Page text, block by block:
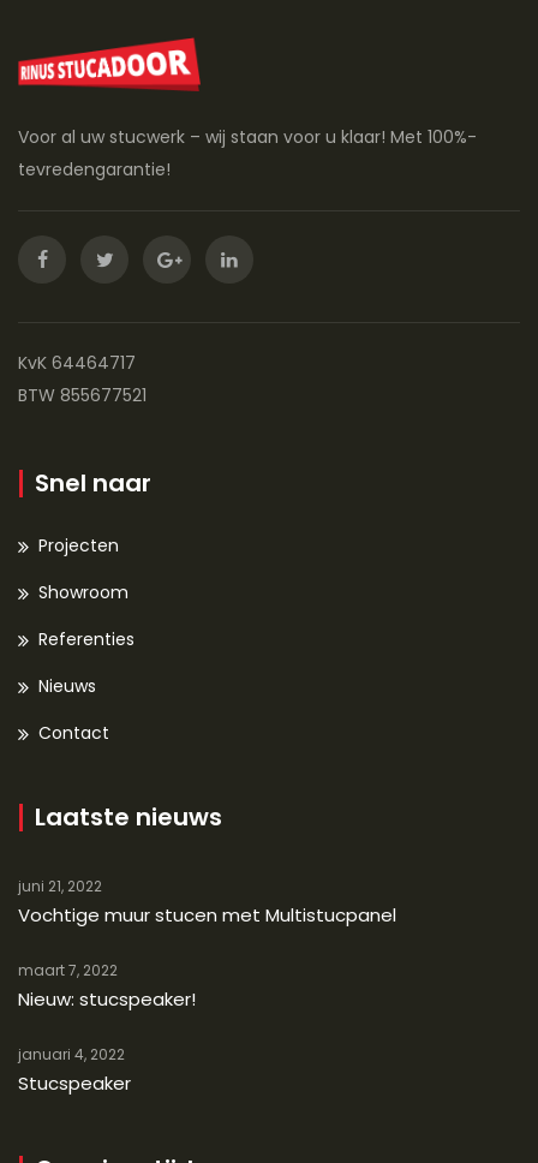
Voor al uw stucwerk – wij staan voor u klaar! Met 100%-
tevredengarantie!
KvK 64464717
BTW 855677521
Snel naar
Projecten
Showroom
Referenties
Nieuws
Contact
Laatste nieuws
juni 21, 2022
Vochtige muur stucen met Multistucpanel
maart 7, 2022
Nieuw: stucspeaker!
januari 4, 2022
Stucspeaker